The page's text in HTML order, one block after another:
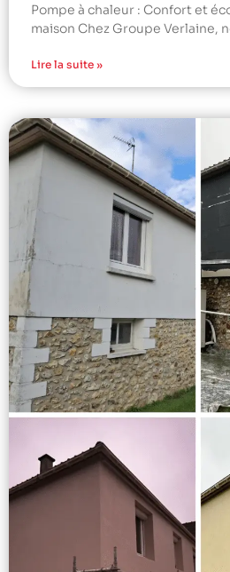
Pompe à chaleur : Confort et
maison Chez Groupe Verlaine,
Lire la suite »